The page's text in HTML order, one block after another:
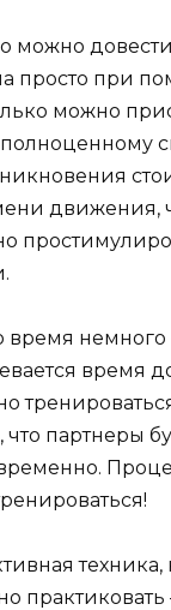
можно
просто при
можно
движения,
немного
время
что партнеры
техника,